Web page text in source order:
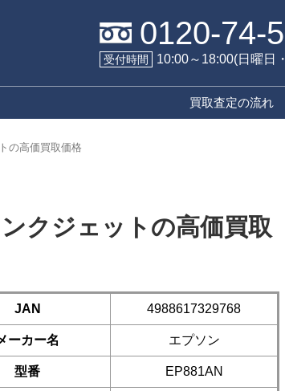
0120-74-
受付時間 10:00～18:00(日曜日
買取査定の流れ
の高価買取価格
クジェットの高価買取
JAN 4988617329768
ーカー名 エプソン
型番 EP881AN